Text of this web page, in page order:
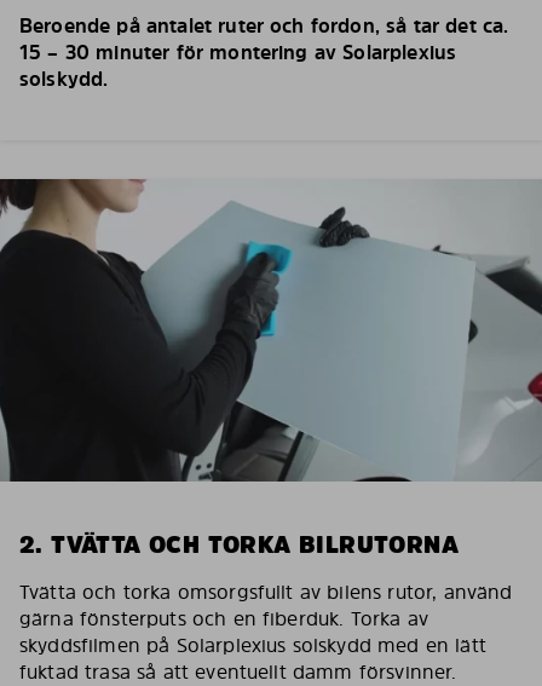
Beroende på antalet ruter och fordon, så tar det ca.
15 – 30 minuter för montering av Solarplexius
solskydd.
2. TVÄTTA OCH TORKA BILRUTORNA
Tvätta och torka omsorgsfullt av bilens rutor, använd
gärna fönsterputs och en fiberduk. Torka av
skyddsfilmen på Solarplexius solskydd med en lätt
fuktad trasa så att eventuellt damm försvinner.